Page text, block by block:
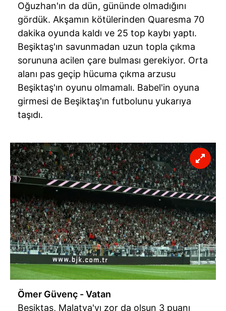
Oğuzhan'ın da dün, gününde olmadığını
gördük. Akşamın kötülerinden Quaresma 70
dakika oyunda kaldı ve 25 top kaybı yaptı.
Beşiktaş'ın savunmadan uzun topla çıkma
sorununa acilen çare bulması gerekiyor. Orta
alanı pas geçip hücuma çıkma arzusu
Beşiktaş'ın oyunu olmamalı. Babel'in oyuna
girmesi de Beşiktaş'ın futbolunu yukarıya
taşıdı.
Ömer Güvenç - Vatan
Beşiktaş, Malatya'yı zor da olsun 3 puanı